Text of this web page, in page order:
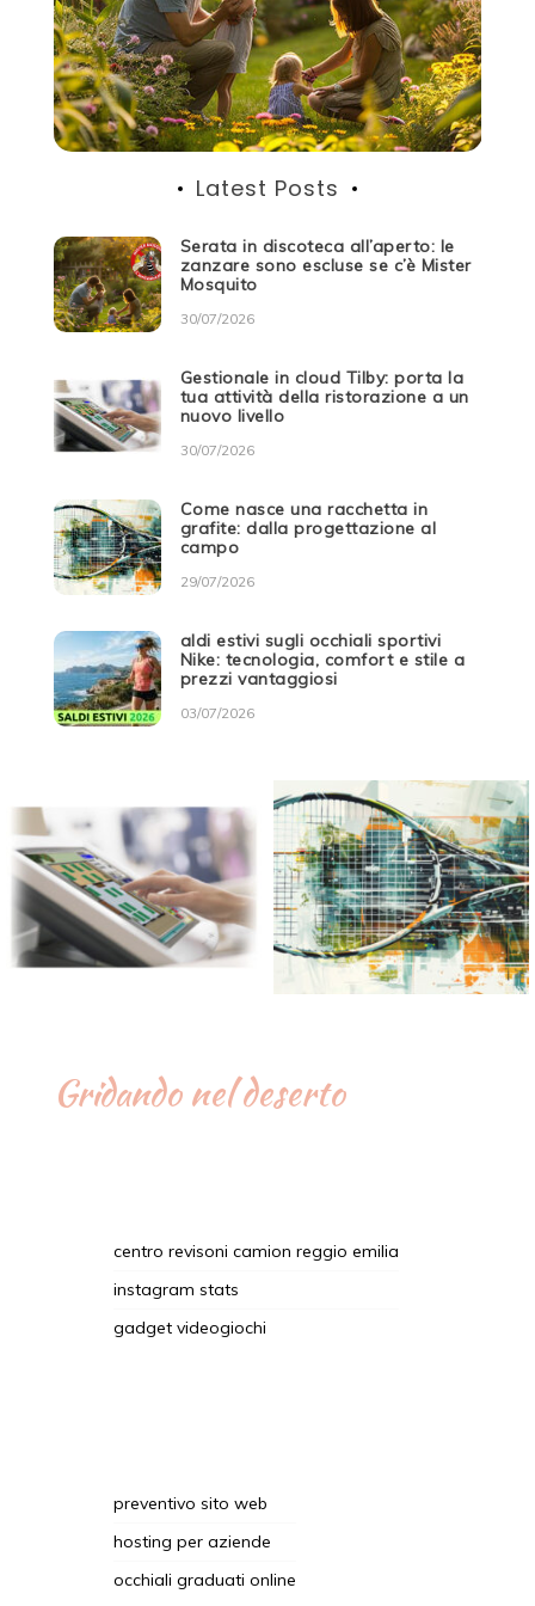
Latest Posts
Serata in discoteca all’aperto: le
zanzare sono escluse se c’è Mister
Mosquito
30/07/2026
Gestionale in cloud Tilby: porta la
tua attività della ristorazione a un
nuovo livello
30/07/2026
Come nasce una racchetta in
grafite: dalla progettazione al
campo
29/07/2026
aldi estivi sugli occhiali sportivi
Nike: tecnologia, comfort e stile a
prezzi vantaggiosi
03/07/2026
Gridando nel deserto
centro revisoni camion reggio emilia
instagram stats
gadget videogiochi
preventivo sito web
hosting per aziende
occhiali graduati online